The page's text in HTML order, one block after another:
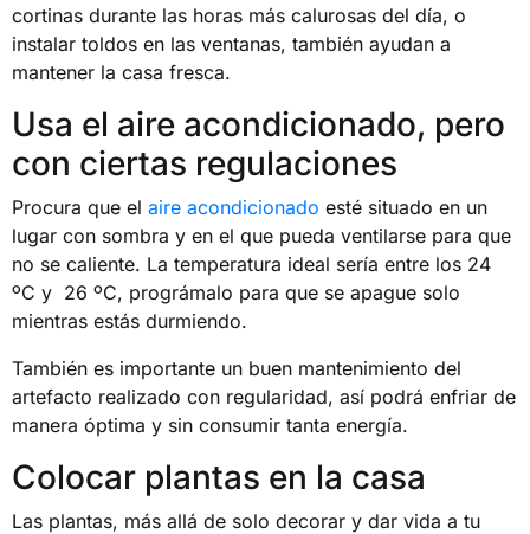
cortinas durante las horas más calurosas del día, o
instalar toldos en las ventanas, también ayudan a
mantener la casa fresca.
Usa el aire acondicionado, pero
con ciertas regulaciones
Procura que el aire acondicionado esté situado en un
lugar con sombra y en el que pueda ventilarse para que
no se caliente. La temperatura ideal sería entre los 24
ºC y 26 ºC, prográmalo para que se apague solo
mientras estás durmiendo.
También es importante un buen mantenimiento del
artefacto realizado con regularidad, así podrá enfriar de
manera óptima y sin consumir tanta energía.
Colocar plantas en la casa
Las plantas, más allá de solo decorar y dar vida a tu